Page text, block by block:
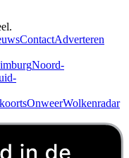
ContactAdverteren
Noord-
OnweerWolkenradar